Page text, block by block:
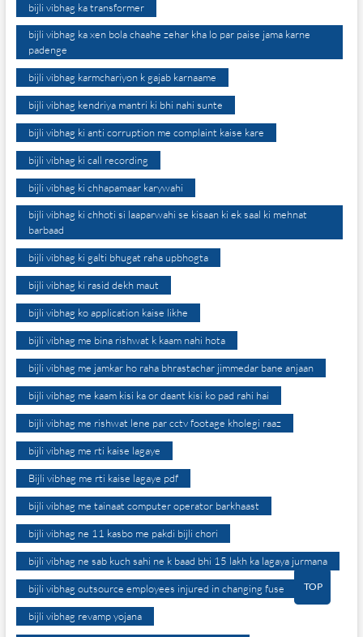
bijli vibhag ka transformer
bijli vibhag ka xen bola chaahe zehar kha lo par paise jama karne
padenge
bijli vibhag karmchariyon k gajab karnaame
bijli vibhag kendriya mantri ki bhi nahi sunte
bijli vibhag ki anti corruption me complaint kaise kare
bijli vibhag ki call recording
bijli vibhag ki chhapamaar karywahi
bijli vibhag ki chhoti si laaparwahi se kisaan ki ek saal ki mehnat
barbaad
bijli vibhag ki galti bhugat raha upbhogta
bijli vibhag ki rasid dekh maut
bijli vibhag ko application kaise likhe
bijli vibhag me bina rishwat k kaam nahi hota
bijli vibhag me jamkar ho raha bhrastachar jimmedar bane anjaan
bijli vibhag me kaam kisi ka or daant kisi ko pad rahi hai
bijli vibhag me rishwat lene par cctv footage kholegi raaz
bijli vibhag me rti kaise lagaye
Bijli vibhag me rti kaise lagaye pdf
bijli vibhag me tainaat computer operator barkhaast
bijli vibhag ne 11 kasbo me pakdi bijli chori
bijli vibhag ne sab kuch sahi ne k baad bhi 15 lakh ka lagaya jurmana
bijli vibhag outsource employees injured in changing fuse
bijli vibhag revamp yojana
TOP